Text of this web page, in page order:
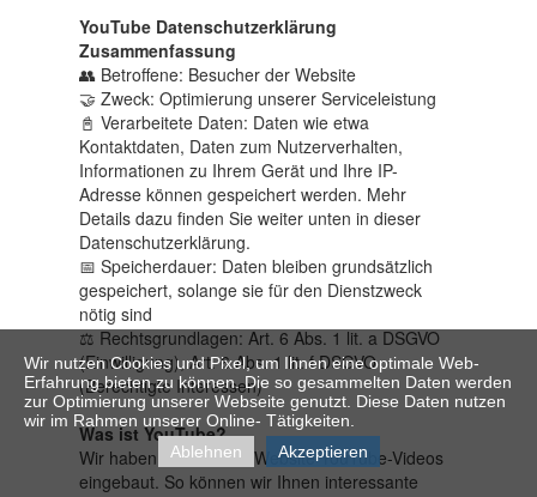
YouTube Datenschutzerklärung
Zusammenfassung
👥 Betroffene: Besucher der Website
🤝 Zweck: Optimierung unserer Serviceleistung
📓 Verarbeitete Daten: Daten wie etwa
Kontaktdaten, Daten zum Nutzerverhalten,
Informationen zu Ihrem Gerät und Ihre IP-
Adresse können gespeichert werden. Mehr
Details dazu finden Sie weiter unten in dieser
Datenschutzerklärung.
📅 Speicherdauer: Daten bleiben grundsätzlich
gespeichert, solange sie für den Dienstzweck
nötig sind
⚖️ Rechtsgrundlagen: Art. 6 Abs. 1 lit. a DSGVO
(Einwilligung), Art. 6 Abs. 1 lit. f DSGVO
(Berechtigte Interessen)
Was ist YouTube?
Wir haben auf unserer Website YouTube-Videos
eingebaut. So können wir Ihnen interessante
Wir nutzen Cookies und Pixel, um Ihnen eine optimale Web-
Erfahrung bieten zu können. Die so gesammelten Daten werden
zur Optimierung unserer Webseite genutzt. Diese Daten nutzen
wir im Rahmen unserer Online- Tätigkeiten.
Ablehnen
Akzeptieren